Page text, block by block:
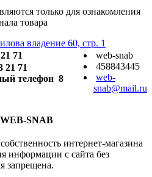
только для ознакомления
товара
владение 60, стр. 1
71
21 71
8
web-snab
458843445
web-
snab@mail.ru
SNAB
интернет-магазина
информации с сайта без
запрещена.